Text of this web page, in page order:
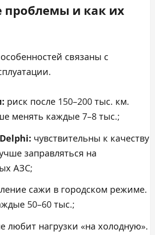
и как их
связаны с
риск после 150–200 тыс. км.
менять каждые 7–8 тыс.;
чувствительны к качеству
заправляться на
АЗС;
сажи в городском режиме.
50–60 тыс.;
любит нагрузки «на холодную».